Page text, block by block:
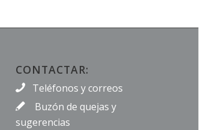
CONTACTAR:
Teléfonos y correos
Buzón de quejas y
sugerencias